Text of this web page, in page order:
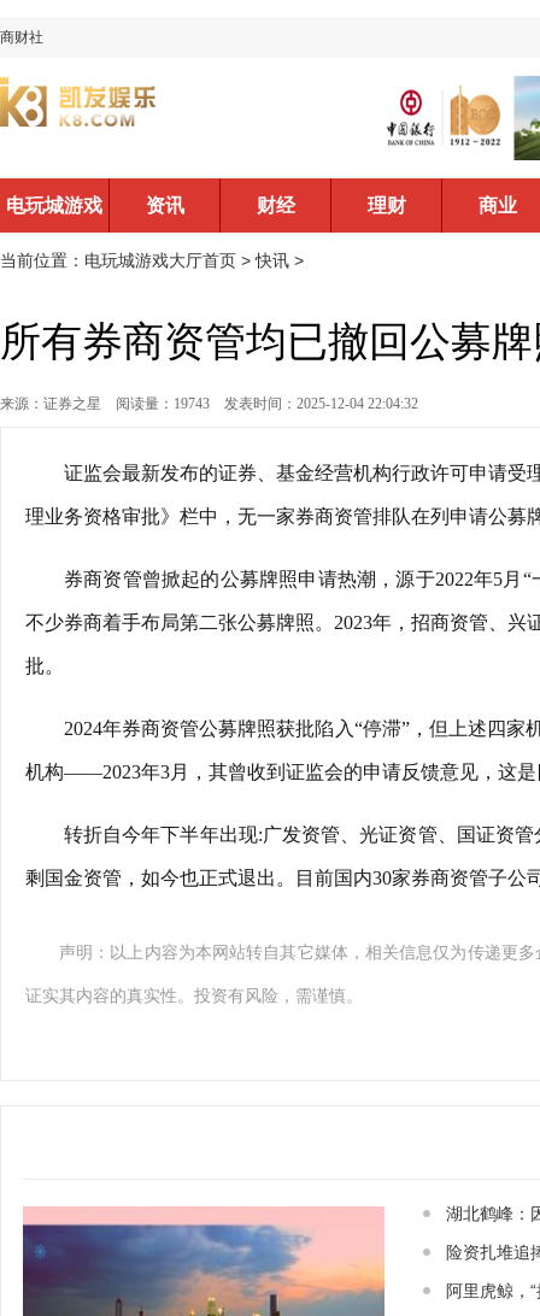
商财社
电玩城游戏
大厅首页
资讯 财经 理财 商业
当前位置： 电玩城游戏大厅首页 >快讯 >
所有券商资管均已撤回公募
来源：证券之星 阅读量：19743 发表时间：2025-12-04 22:04:32
证监会最新发布的证券、基金经营机构行政许可申请
理业务资格审批》栏中，无一家券商资管排队在列申请公募
券商资管曾掀起的公募牌照申请热潮，源于2022年5月
不少券商着手布局第二张公募牌照。2023年，招商资管、
批。
2024年券商资管公募牌照获批陷入“停滞”，但上述四
机构——2023年3月，其曾收到证监会的申请反馈意见，这
转折自今年下半年出现:广发资管、光证资管、国证资
剩国金资管，如今也正式退出。目前国内30家券商资管子
声明：以上内容为本网站转自其它媒体，相关信息仅为传递更
证实其内容的真实性。投资有风险，需谨慎。
湖北鹤峰：
险资扎堆追
阿里虎鲸，